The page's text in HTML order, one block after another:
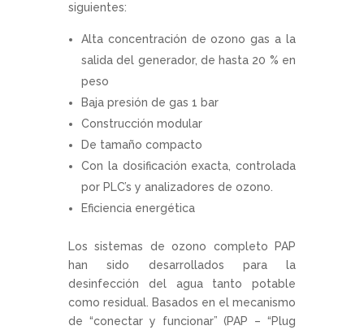
siguientes:
Alta concentración de ozono gas a la
salida del generador, de hasta 20 % en
peso
Baja presión de gas 1 bar
Construcción modular
De tamaño compacto
Con la dosificación exacta, controlada
por PLC’s y analizadores de ozono.
Eficiencia energética
Los sistemas de ozono completo PAP
han sido desarrollados para la
desinfección del agua tanto potable
como residual. Basados en el mecanismo
de “conectar y funcionar” (PAP – “Plug